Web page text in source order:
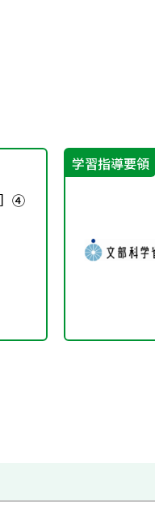
］➃
学習指導要領